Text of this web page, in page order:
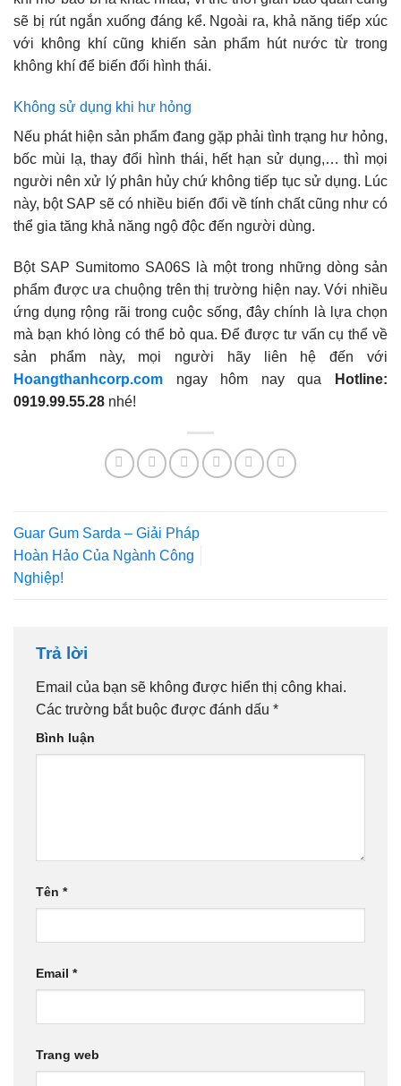
sẽ bị rút ngắn xuống đáng kể. Ngoài ra, khả năng tiếp xúc
với không khí cũng khiến sản phẩm hút nước từ trong
không khí để biến đổi hình thái.
Không sử dụng khi hư hỏng
Nếu phát hiện sản phẩm đang gặp phải tình trạng hư hỏng,
bốc mùi lạ, thay đổi hình thái, hết hạn sử dụng,… thì mọi
người nên xử lý phân hủy chứ không tiếp tục sử dụng. Lúc
này, bột SAP sẽ có nhiều biến đổi về tính chất cũng như có
thể gia tăng khả năng ngộ độc đến người dùng.
Bột SAP Sumitomo SA06S là một trong những dòng sản
phẩm được ưa chuộng trên thị trường hiện nay. Với nhiều
ứng dụng rộng rãi trong cuộc sống, đây chính là lựa chọn
mà bạn khó lòng có thể bỏ qua. Để được tư vấn cụ thể về
sản phẩm này, mọi người hãy liên hệ đến với
Hoangthanhcorp.com ngay hôm nay qua
Hotline:
0919.99.55.28 nhé!
Guar Gum Sarda – Giải Pháp
Hoàn Hảo Của Ngành Công
Nghiệp!
Trả lời
Email của bạn sẽ không được hiển thị công khai.
Các trường bắt buộc được đánh dấu *
Bình luận
Tên *
Email *
Trang web